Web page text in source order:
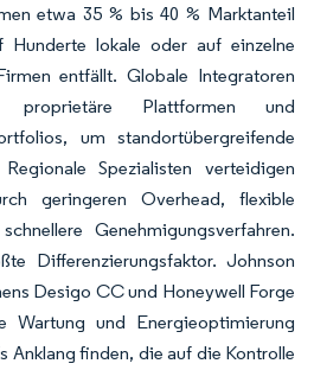
etwa 35 % bis 40 % Marktanteil
lokale oder auf einzelne
entfällt. Globale Integratoren
proprietäre Plattformen und
um standortübergreifende
Spezialisten verteidigen
geringeren Overhead, flexible
Genehmigungsverfahren.
Differenzierungsfaktor. Johnson
Desigo CC und Honeywell Forge
Wartung und Energieoptimierung
Anklang finden, die auf die Kontrolle